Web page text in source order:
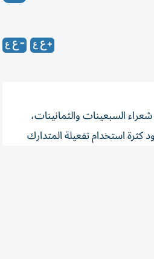
السبعينات والثمانينات،
استخدام تفعيلة المتدارك